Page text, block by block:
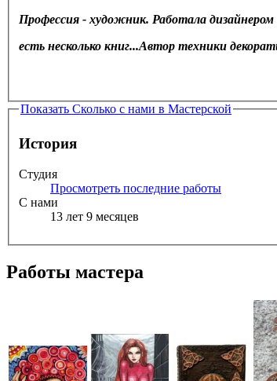
Профессия - художник. Работала
есть несколько книг...Автор техники
Показать Сколько с нами в Мастерской
История
Студия
Просмотреть последние работы
С нами
13 лет 9 месяцев
Работы мастера